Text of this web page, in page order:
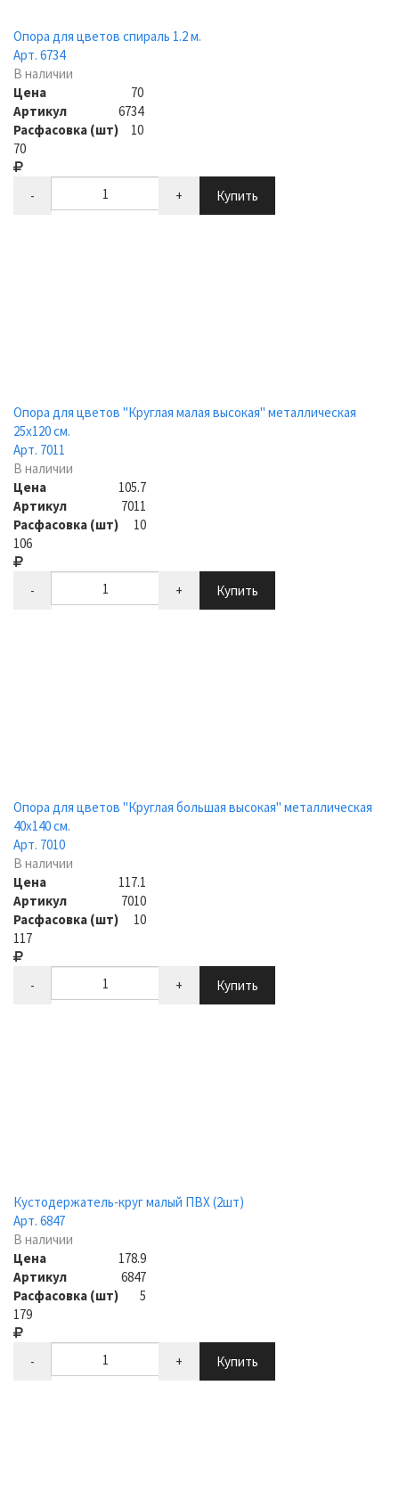
Опора для цветов спираль 1.2 м.
Арт. 6734
В наличии
Цена
70
Артикул
6734
Расфасовка (шт)
10
70
- + Купить
Опора для цветов "Круглая малая высокая" металлическая
25х120 см.
Арт. 7011
В наличии
Цена
105.7
Артикул
7011
Расфасовка (шт)
10
106
- + Купить
Опора для цветов "Круглая большая высокая" металлическая
40х140 см.
Арт. 7010
В наличии
Цена
117.1
Артикул
7010
Расфасовка (шт)
10
117
- + Купить
Кустодержатель-круг малый ПВХ (2шт)
Арт. 6847
В наличии
Цена
178.9
Артикул
6847
Расфасовка (шт)
5
179
- + Купить